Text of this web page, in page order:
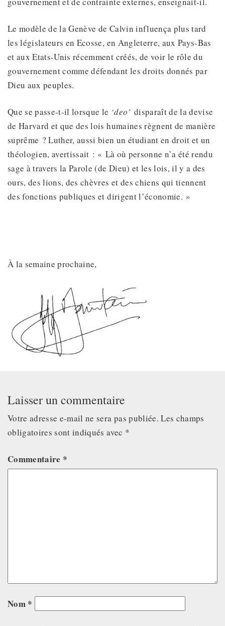
Le modèle de la Genève de Calvin influença plus tard
les législateurs en Ecosse, en Angleterre, aux Pays-Bas
et aux Etats-Unis récemment créés, de voir le rôle du
gouvernement comme défendant les droits donnés par
Dieu aux peuples.
Que se passe-t-il lorsque le ‘deo’ disparaît de la devise
de Harvard et que des lois humaines règnent de manière
suprême ? Luther, aussi bien un étudiant en droit et un
théologien, avertissait : « Là où personne n’a été rendu
sage à travers la Parole (de Dieu) et les lois, il y a des
ours, des lions, des chèvres et des chiens qui tiennent
des fonctions publiques et dirigent l’économie. »
À la semaine prochaine,
Laisser un commentaire
Votre adresse e-mail ne sera pas publiée. Les champs
obligatoires sont indiqués avec *
Commentaire *
Nom *